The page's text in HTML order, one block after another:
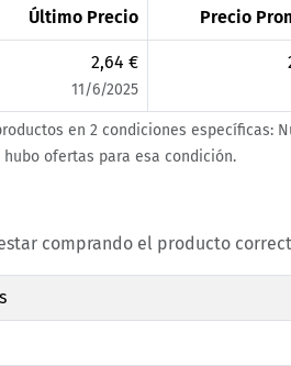
Último Precio Precio
2,64 €
11/6/2025
en 2 condiciones específicas:
ofertas para esa condición.
comprando el producto